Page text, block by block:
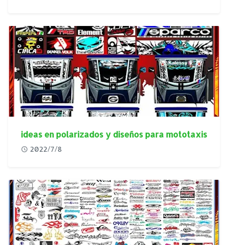
ideas en polarizados y diseños para mototaxis
2022/7/8